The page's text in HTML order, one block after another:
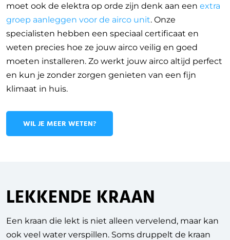
moet ook de elektra op orde zijn denk aan een extra
groep aanleggen voor de airco unit. Onze
specialisten hebben een speciaal certificaat en
weten precies hoe ze jouw airco veilig en goed
moeten installeren. Zo werkt jouw airco altijd perfect
en kun je zonder zorgen genieten van een fijn
klimaat in huis.
WIL JE MEER WETEN?
LEKKENDE KRAAN
Een kraan die lekt is niet alleen vervelend, maar kan
ook veel water verspillen. Soms druppelt de kraan